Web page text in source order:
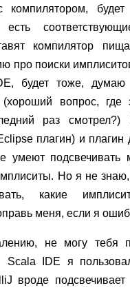
компилятором,
компилятор
про поиски
будет тоже,
(хороший вопрос, где
раз смотрел?)
плагин) и плагин
умеют подсвечивать
Но я не
какие
меня, если я
не могу тебя
Scala IDE я
вроде подсвечивает